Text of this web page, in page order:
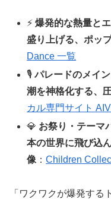
⚡爆発的な熱量と
盛り上げる、ポッ
Dance 一覧
🎙️パレードのメイ
潮を神格化する、
カル専門サイト
💎 お祭り・テーマ
本の世界に飛び込
像 ：Children
「ワクワクが爆発す